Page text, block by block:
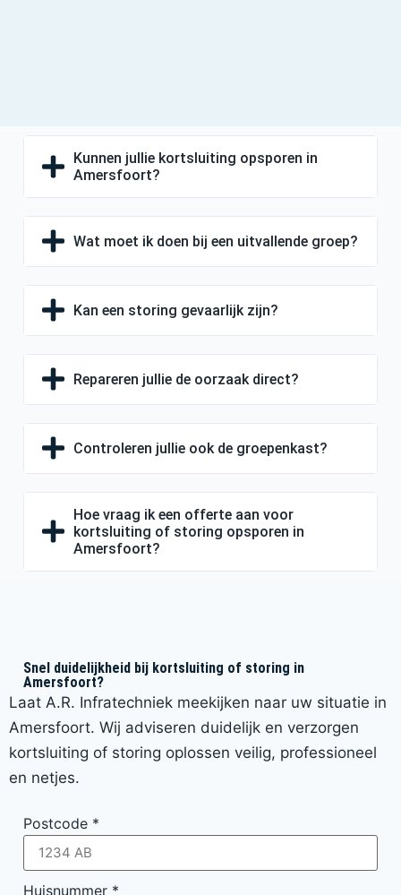
Kunnen jullie kortsluiting opsporen in
Amersfoort?
Wat moet ik doen bij een uitvallende groep?
Kan een storing gevaarlijk zijn?
Repareren jullie de oorzaak direct?
Controleren jullie ook de groepenkast?
Hoe vraag ik een offerte aan voor
kortsluiting of storing opsporen in
Amersfoort?
Snel duidelijkheid bij kortsluiting of storing in
Amersfoort?
Laat A.R. Infratechniek meekijken naar uw situatie in
Amersfoort. Wij adviseren duidelijk en verzorgen
kortsluiting of storing oplossen veilig, professioneel
en netjes.
Postcode *
Huisnummer *